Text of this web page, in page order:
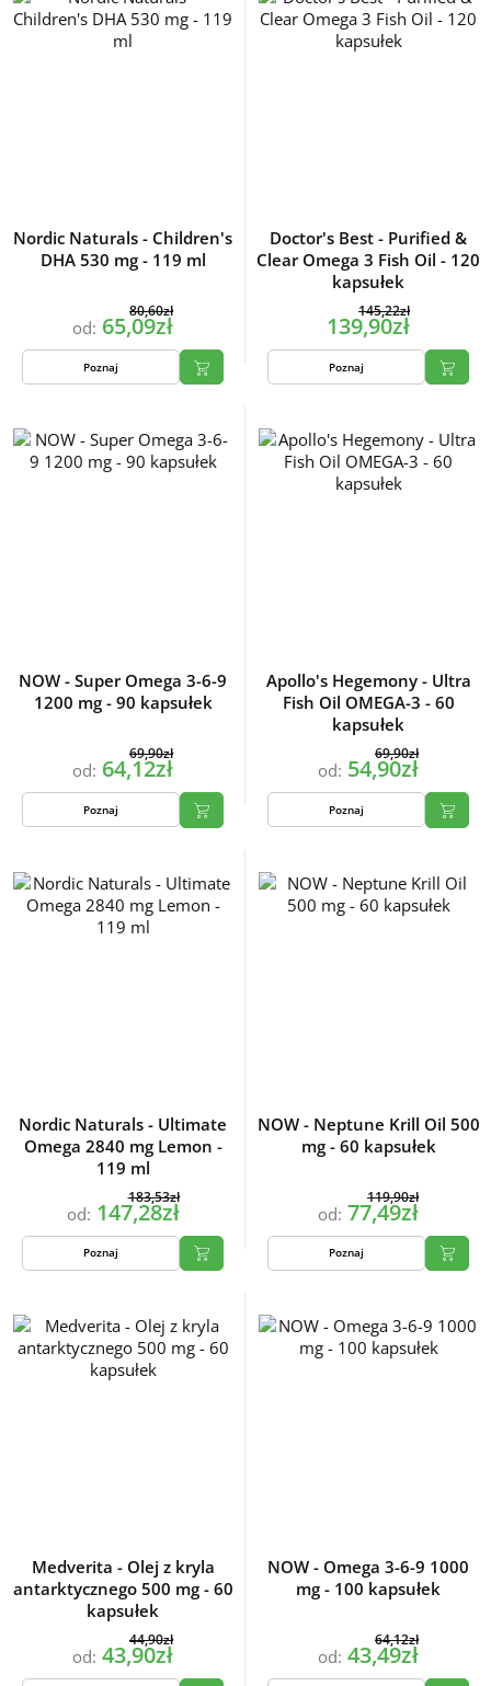
Nordic Naturals - Children's
DHA 530 mg - 119 ml
od:
80,60zł
65,09zł
Poznaj
Doctor's Best - Purified &
Clear Omega 3 Fish Oil - 120
kapsułek
145,22zł
139,90zł
Poznaj
NOW - Super Omega 3-6-9
1200 mg - 90 kapsułek
od:
69,90zł
64,12zł
Poznaj
Apollo's Hegemony - Ultra
Fish Oil OMEGA-3 - 60
kapsułek
od:
69,90zł
54,90zł
Poznaj
Nordic Naturals - Ultimate
Omega 2840 mg Lemon -
119 ml
od:
183,53zł
147,28zł
Poznaj
NOW - Neptune Krill Oil 500
mg - 60 kapsułek
od:
119,90zł
77,49zł
Poznaj
Medverita - Olej z kryla
antarktycznego 500 mg - 60
kapsułek
od:
44,90zł
43,90zł
NOW - Omega 3-6-9 1000
mg - 100 kapsułek
od:
64,12zł
43,49zł